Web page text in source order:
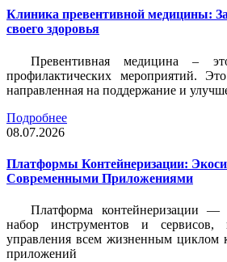
Клиника превентивной медицины:
своего здоровья
Превентивная медицина –
профилактических мероприятий. Это
направленная на поддержание и
Подробнее
08.07.2026
Платформы Контейнеризации:
Современными Приложениями
Платформа контейнеризации —
набор инструментов и сервисов,
управления всем жизненным циклом
приложений